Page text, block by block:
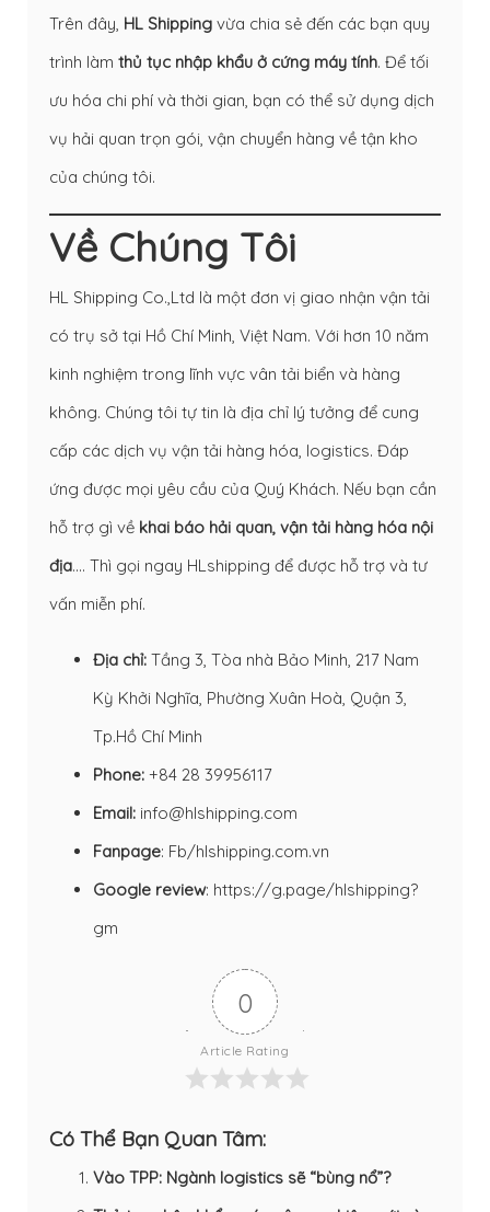
Trên đây, HL Shipping vừa chia sẻ đến các bạn quy
trình làm thủ tục nhập khẩu ở cứng máy tính. Để tối
ưu hóa chi phí và thời gian, bạn có thể sử dụng dịch
vụ hải quan trọn gói, vận chuyển hàng về tận kho
của chúng tôi.
Về Chúng Tôi
HL Shipping Co.,Ltd là một đơn vị giao nhận vận tải
có trụ sở tại Hồ Chí Minh, Việt Nam. Với hơn 10 năm
kinh nghiệm trong lĩnh vực vân tải biển và hàng
không. Chúng tôi tự tin là địa chỉ lý tưởng để cung
cấp các dịch vụ vận tải hàng hóa, logistics. Đáp
ứng được mọi yêu cầu của Quý Khách. Nếu bạn cần
hỗ trợ gì về khai báo hải quan, vận tải hàng hóa nội
địa…. Thì gọi ngay HLshipping để được hỗ trợ và tư
vấn miễn phí.
Địa chỉ: Tầng 3, Tòa nhà Bảo Minh, 217 Nam
Kỳ Khởi Nghĩa, Phường Xuân Hoà, Quận 3,
Tp.Hồ Chí Minh
Phone: +84 28 39956117
Email: info@hlshipping.com
Fanpage: Fb/hlshipping.com.vn
Google review: https://g.page/hlshipping?
gm
0
Article Rating
Có Thể Bạn Quan Tâm:
Vào TPP: Ngành logistics sẽ “bùng nổ”?